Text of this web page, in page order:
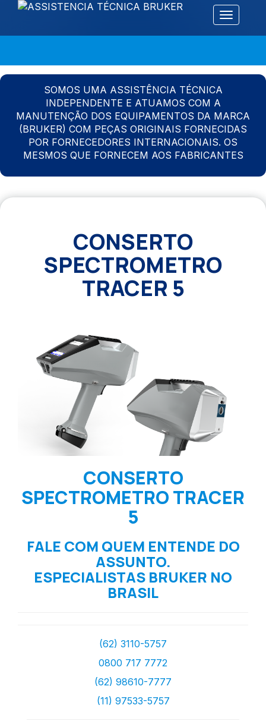
Alternar
SOMOS UMA ASSISTÊNCIA TÉCNICA
INDEPENDENTE E ATUAMOS COM A
MANUTENÇÃO DOS EQUIPAMENTOS DA MARCA
(BRUKER) COM PEÇAS ORIGINAIS FORNECIDAS
POR FORNECEDORES INTERNACIONAIS. OS
MESMOS QUE FORNECEM AOS FABRICANTES
CONSERTO
SPECTROMETRO
TRACER 5
CONSERTO
SPECTROMETRO TRACER
5
FALE COM QUEM ENTENDE DO
ASSUNTO.
ESPECIALISTAS BRUKER NO
BRASIL
(62) 3110-5757
0800 717 7772
(62) 98610-7777
(11) 97533-5757